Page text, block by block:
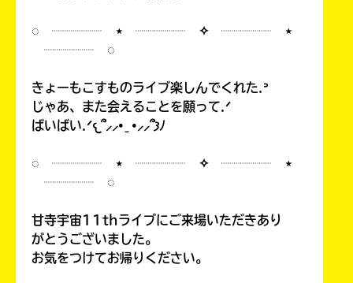
◌ ┈┈┈┈ ⋆ ┈┈┈┈ ✧ ┈┈┈┈ ⋆
┈┈┈┈ ◌
きょーもこすものライブ楽しんでくれた.ᐣ
じゃあ、また会えることを願って.ᐟ
ばいばい.ᐟ𐔌՞⸝⸝• ̫ •⸝⸝՞𐦯ﾉ
◌ ┈┈┈┈ ⋆ ┈┈┈┈ ✧ ┈┈┈┈ ⋆
┈┈┈┈ ◌
甘寺宇宙11thライブにご来場いただきあり
がとうございました。
お気をつけてお帰りください。